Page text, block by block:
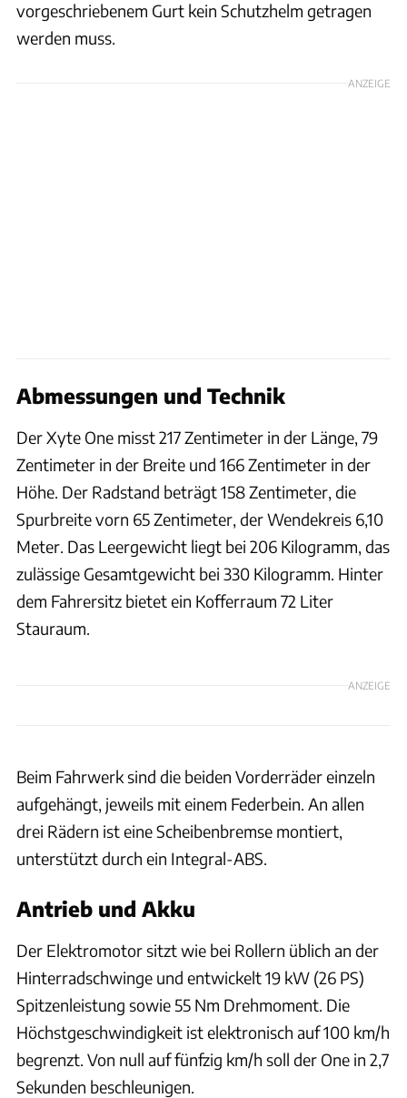
vorgeschriebenem Gurt kein Schutzhelm getragen
werden muss.
ANZEIGE
Abmessungen und Technik
Der Xyte One misst 217 Zentimeter in der Länge, 79
Zentimeter in der Breite und 166 Zentimeter in der
Höhe. Der Radstand beträgt 158 Zentimeter, die
Spurbreite vorn 65 Zentimeter, der Wendekreis 6,10
Meter. Das Leergewicht liegt bei 206 Kilogramm, das
zulässige Gesamtgewicht bei 330 Kilogramm. Hinter
dem Fahrersitz bietet ein Kofferraum 72 Liter
Stauraum.
ANZEIGE
Beim Fahrwerk sind die beiden Vorderräder einzeln
aufgehängt, jeweils mit einem Federbein. An allen
drei Rädern ist eine Scheibenbremse montiert,
unterstützt durch ein Integral-ABS.
Antrieb und Akku
Der Elektromotor sitzt wie bei Rollern üblich an der
Hinterradschwinge und entwickelt 19 kW (26 PS)
Spitzenleistung sowie 55 Nm Drehmoment. Die
Höchstgeschwindigkeit ist elektronisch auf 100 km/h
begrenzt. Von null auf fünfzig km/h soll der One in 2,7
Sekunden beschleunigen.